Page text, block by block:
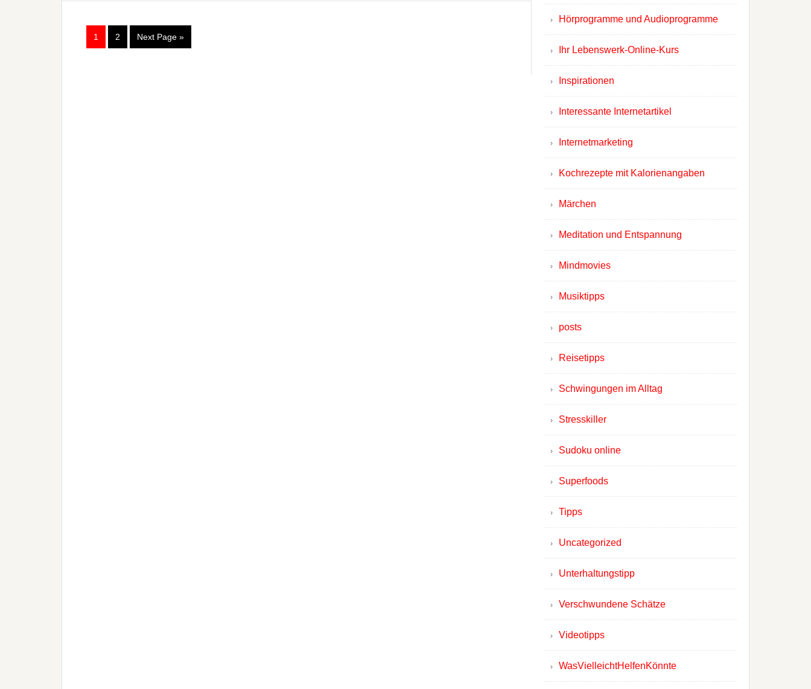
1 2 Next Page »
Hörprogramme und Audioprogramme
Ihr Lebenswerk-Online-Kurs
Inspirationen
Interessante Internetartikel
Internetmarketing
Kochrezepte mit Kalorienangaben
Märchen
Meditation und Entspannung
Mindmovies
Musiktipps
posts
Reisetipps
Schwingungen im Alltag
Stresskiller
Sudoku online
Superfoods
Tipps
Uncategorized
Unterhaltungstipp
Verschwundene Schätze
Videotipps
WasVielleichtHelfenKönnte